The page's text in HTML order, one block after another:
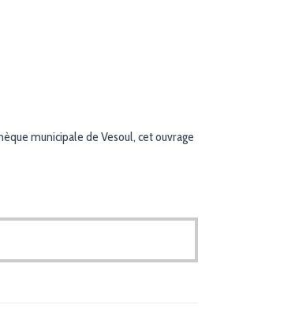
municipale de Vesoul, cet ouvrage